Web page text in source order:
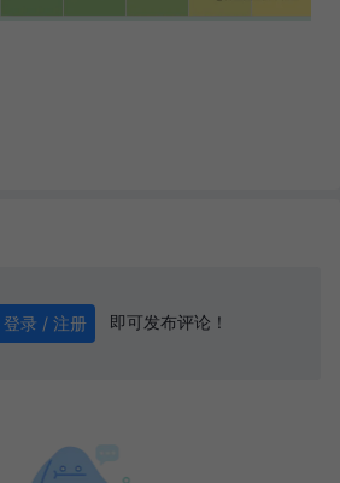
登录 / 注册 即可发布评论！